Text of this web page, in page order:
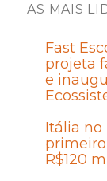
AS MAIS
Fast
projeta
e
Itália no
R$120